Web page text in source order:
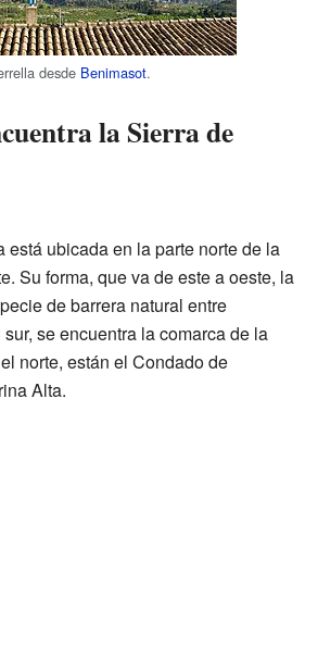
desde Benimasot.
la Sierra de
está ubicada en la parte norte de la
Su forma, que va de este a oeste, la
de barrera natural entre
se encuentra la comarca de la
norte, están el Condado de
Alta.